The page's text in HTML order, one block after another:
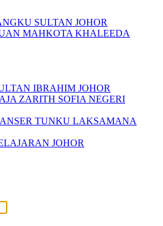
SULTAN JOHOR
MAHKOTA KHALEEDA
IBRAHIM JOHOR
ZARITH SOFIA NEGERI
TUNKU LAKSAMANA
JOHOR